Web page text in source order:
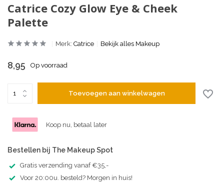
Catrice Cozy Glow Eye & Cheek
Palette
Merk: Catrice Bekijk alles Makeup
8,95 Op voorraad
Toevoegen aan winkelwagen
Koop nu, betaal later
Bestellen bij The Makeup Spot
Gratis verzending vanaf €35,-
Voor 20:00u. besteld? Morgen in huis!